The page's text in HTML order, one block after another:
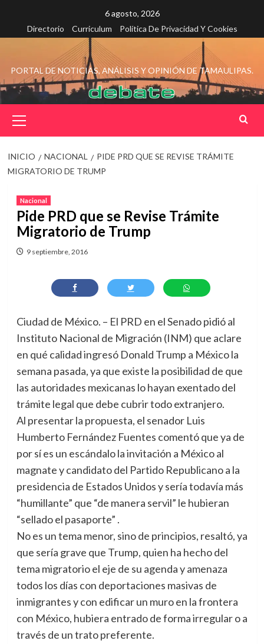
contenido
6 agosto, 2026
Directorio
Curriculum Política De Privacidad Y Cookies
PORTAL DE NOTICIAS, ANÁLISIS Y OPINIÓN DE TAMAULIPAS.
principal
INICIO NACIONAL
PIDE PRD QUE SE REVISE TRÁMITE
MIGRATORIO DE TRUMP
Nacional
Pide PRD que se Revise Trámite
Migratorio de Trump
9 septiembre, 2016
Ciudad de México. – El PRD en el Senado pidió al
Instituto Nacional de Migración (INM) que aclare
en qué calidad ingresó Donald Trump a México la
semana pasada, ya que existe la posibilidad de que
las autoridades mexicanas lo hayan exentado del
trámite legal que debe cubrir todo extranjero.
Al presentar la propuesta, el senador Luis
Humberto Fernández Fuentes comentó que ya de
por sí es un escándalo la invitación a México al
magnate y candidato del Partido Republicano a la
presidencia de Estados Unidos y sería todavía más
“humillante” que “de manera servil” le hubieran
“sellado el pasaporte” .
No es un tema menor, sino de principios, resaltó, ya
que sería grave que Trump, quien ha hecho del
tema migratorio el eje de su agenda y amenaza
todos los días con deportaciones masivas de
inmigrantes y con edificar un muro en la frontera
con México, hubiera entrado de forma irregular o a
través de un trato preferente.